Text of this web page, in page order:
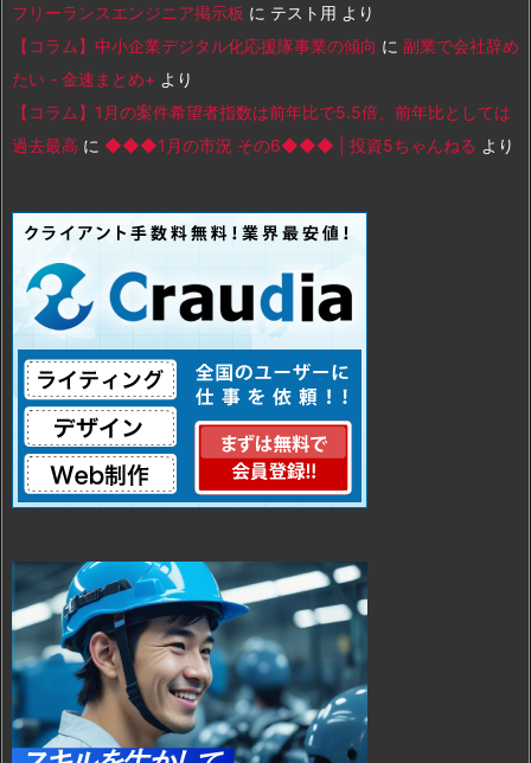
フリーランスエンジニア掲示板 に テスト用 より
【コラム】中小企業デジタル化応援隊事業の傾向 に 副業で会社辞め
たい - 金速まとめ+ より
【コラム】1月の案件希望者指数は前年比で5.5倍、前年比としては
過去最高 に ◆◆◆1月の市況 その6◆◆◆ | 投資5ちゃんねる より